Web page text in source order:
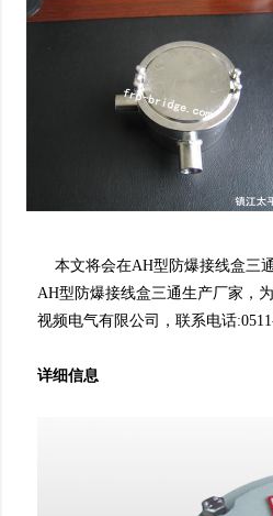
本文将会在AH型防爆接线盒三
AH型防爆接线盒三通生产厂家，
视频电气有限公司，联系电话
详细信息